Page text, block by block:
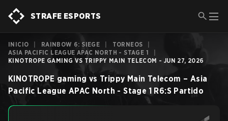
STRAFE ESPORTS
INICIO RAINBOW 6: SIEGE TORNEOS
ASIA PACIFIC LEAGUE APAC NORTH - STAGE 1
KINOTROPE GAMING VS TRIPPY MAIN TELECOM - JUN 27, 2026
KINOTROPE gaming vs Trippy Main Telecom – Asia
Pacific League APAC North - Stage 1 R6:S Partido